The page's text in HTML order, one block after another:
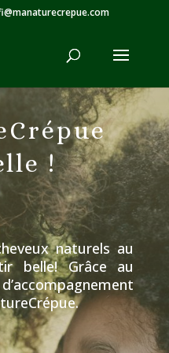
!
naturels au
belle! Grâce au